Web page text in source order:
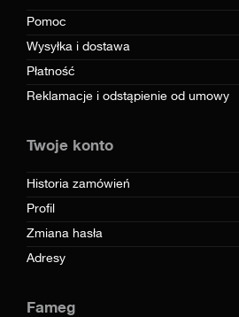
Pomoc
Wysyłka i dostawa
Płatność
Reklamacje i odstąpienie od umowy
Twoje konto
Historia zamówień
Profil
Zmiana hasła
Adresy
Fameg